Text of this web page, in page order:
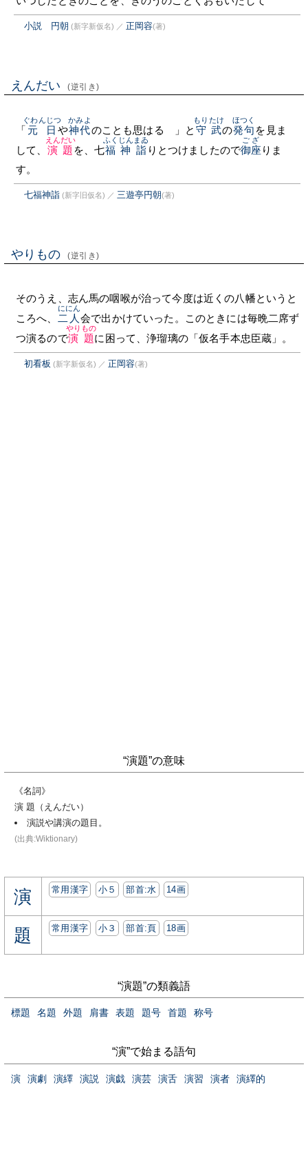
小説 円朝 (新字新仮名) ／ 正岡容(著)
えんだい (逆引き)
「 元日
ぐわんじつ
や神代
かみよ
のことも思はるゝ」と 守武
もりたけ
の発句
ほつく
を見ま
して、 演題
えんだい
を、七福神
ふくじん
詣
まゐ
りとつけましたので御座
ござ
りま
す。
七福神詣 (新字旧仮名) ／ 三遊亭円朝(著)
やりもの (逆引き)
そのうえ、志ん馬の咽喉が治って今度は近くの八幡というと
ころへ、
二人
ににん
会で出かけていった。このときには毎晩二席ず
つ演るので演題
やりもの
に困って、浄瑠璃の「仮名手本忠臣蔵」。
初看板 (新字新仮名) ／ 正岡容(著)
“演題”の意味
《名詞》
演 題（えんだい）
演説や講演の題目。
(出典:Wiktionary)
演 常用漢字 小５ 部首:⽔ 14画
題 常用漢字 小３ 部首:⾴ 18画
“演題”の類義語
標題 名題 外題 肩書 表題 題号 首題 称号
“演”で始まる語句
演 演劇 演繹 演説 演戯 演芸 演舌 演習 演者 演繹的